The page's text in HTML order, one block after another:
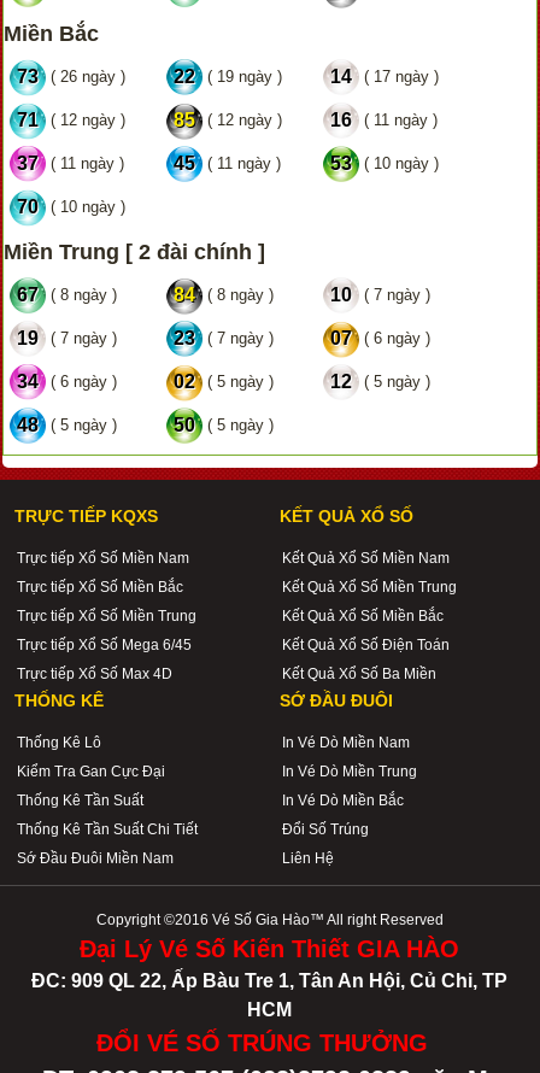
Miền Bắc
73 ( 26 ngày ) 22 ( 19 ngày ) 14 ( 17 ngày )
71 ( 12 ngày ) 85 ( 12 ngày ) 16 ( 11 ngày )
37 ( 11 ngày ) 45 ( 11 ngày ) 53 ( 10 ngày )
70 ( 10 ngày )
Miền Trung [ 2 đài chính ]
67 ( 8 ngày ) 84 ( 8 ngày ) 10 ( 7 ngày )
19 ( 7 ngày ) 23 ( 7 ngày ) 07 ( 6 ngày )
34 ( 6 ngày ) 02 ( 5 ngày ) 12 ( 5 ngày )
48 ( 5 ngày ) 50 ( 5 ngày )
TRỰC TIẾP KQXS
Trực tiếp Xổ Số Miền Nam
Trực tiếp Xổ Số Miền Bắc
Trực tiếp Xổ Số Miền Trung
Trực tiếp Xổ Số Mega 6/45
Trực tiếp Xổ Số Max 4D
KẾT QUẢ XỔ SỐ
Kết Quả Xổ Số Miền Nam
Kết Quả Xổ Số Miền Trung
Kết Quả Xổ Số Miền Bắc
Kết Quả Xổ Số Điện Toán
Kết Quả Xổ Số Ba Miền
THỐNG KÊ
Thống Kê Lô
Kiểm Tra Gan Cực Đại
Thống Kê Tần Suất
Thống Kê Tần Suất Chi Tiết
Sớ Đầu Đuôi Miền Nam
SỚ ĐẦU ĐUÔI
In Vé Dò Miền Nam
In Vé Dò Miền Trung
In Vé Dò Miền Bắc
Đổi Số Trúng
Liên Hệ
Copyright ©2016 Vé Số Gia Hào™ All right Reserved
Đại Lý Vé Số Kiến Thiết GIA HÀO
ĐC: 909 QL 22, Ấp Bàu Tre 1, Tân An Hội, Củ Chi, TP
HCM
ĐỔI VÉ SỐ TRÚNG THƯỞNG